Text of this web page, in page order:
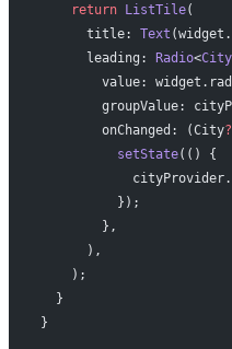
    return
ListTile(
      title:
Text
      leading:
Radio<City
value:
groupValue:
        onChanged: (City
?
          setState
(() {
            cityProvider.
          });
        },
      ),
    );
  }
}